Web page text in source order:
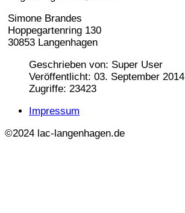
Simone Brandes
Hoppegartenring 130
30853 Langenhagen
Geschrieben von: Super User
Veröffentlicht: 03. September 2014
Zugriffe: 23423
Impressum
©2024 lac-langenhagen.de